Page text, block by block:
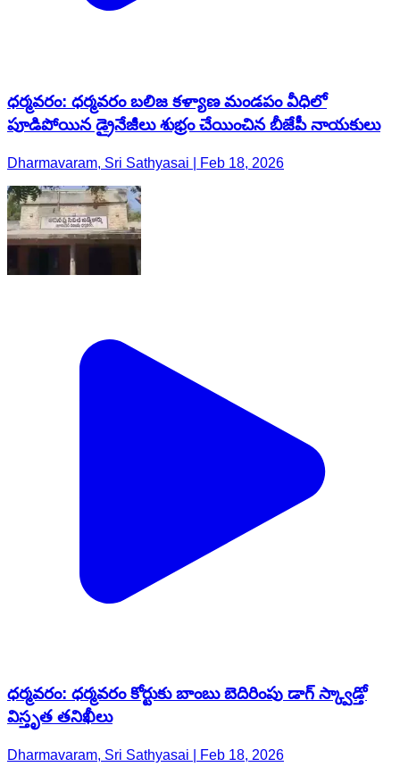
ధర్మవరం: ధర్మవరం బలిజ కళ్యాణ మండపం వీధిలో
పూడిపోయిన డ్రైనేజీలు శుభ్రం చేయించిన బీజేపీ నాయకులు
Dharmavaram, Sri Sathyasai | Feb 18, 2026
ధర్మవరం: ధర్మవరం కోర్టుకు బాంబు బెదిరింపు డాగ్ స్క్వాడ్తో
విస్తృత తనిఖీలు
Dharmavaram, Sri Sathyasai | Feb 18, 2026